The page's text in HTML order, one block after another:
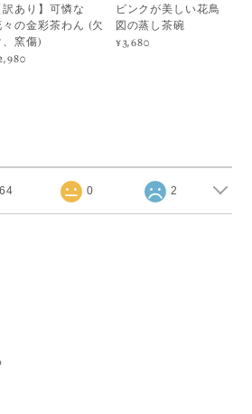
訳あり】可憐な
々の金彩茶わん (欠
、窯傷)
ピンクが美しい花鳥
図の蒸し茶碗
¥3,680
64 0 2